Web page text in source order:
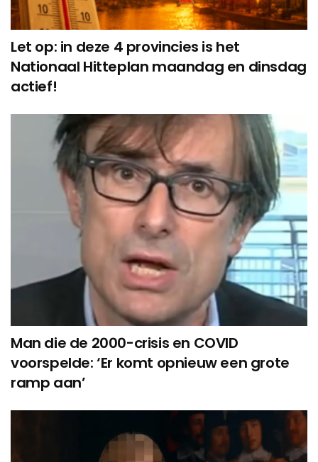
Let op: in deze 4 provincies is het
Nationaal Hitteplan maandag en dinsdag
actief!
Man die de 2000-crisis en COVID
voorspelde: ‘Er komt opnieuw een grote
ramp aan’